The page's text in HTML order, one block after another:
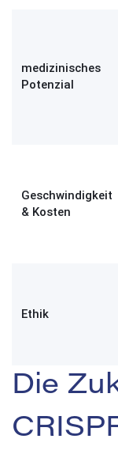
medizinisches
Potenzial
Geschwindigkeit
& Kosten
Ethik
Die